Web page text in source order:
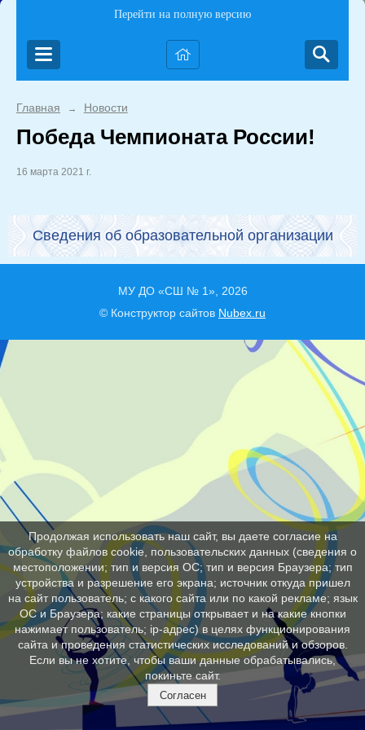
Перейти на полную версию
Главная → Новости
Победа Чемпионата России!
16 марта 2021 г.
Сведения об образовательной организации
МУ ДО «СШ № 1», 2026
© Конструктор сайтов Nubex.ru
Продолжая использовать наш сайт, вы даете согласие на
обработку файлов cookie, пользовательских данных (сведения о
местоположении; тип и версия ОС; тип и версия Браузера; тип
устройства и разрешение его экрана; источник откуда пришел
на сайт пользователь; с какого сайта или по какой рекламе; язык
ОС и Браузера; какие страницы открывает и на какие кнопки
нажимает пользователь; ip-адрес) в целях функционирования
сайта и проведения статистических исследований и обзоров.
Если вы не хотите, чтобы ваши данные обрабатывались,
покиньте сайт.
Согласен